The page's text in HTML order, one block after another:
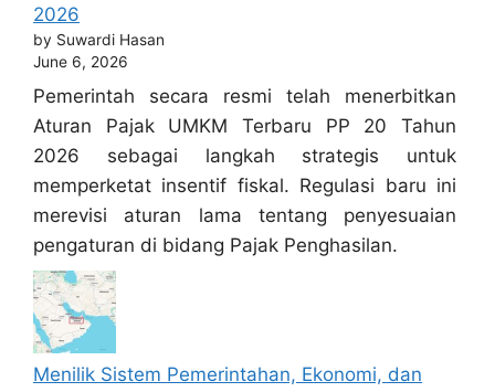
2026
by Suwardi Hasan
June 6, 2026
Pemerintah secara resmi telah menerbitkan
Aturan Pajak UMKM Terbaru PP 20 Tahun
2026 sebagai langkah strategis untuk
memperketat insentif fiskal. Regulasi baru ini
merevisi aturan lama tentang penyesuaian
pengaturan di bidang Pajak Penghasilan.
Menilik Sistem Pemerintahan, Ekonomi, dan